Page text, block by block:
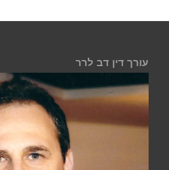
עורך דין דב לרר